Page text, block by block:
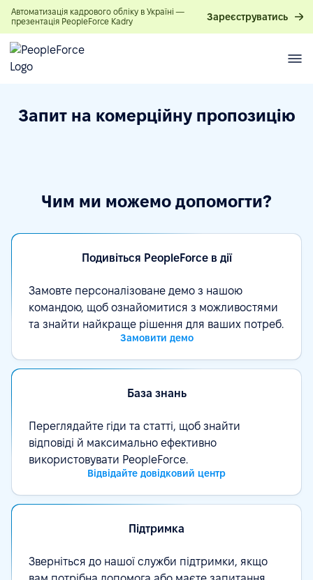
Автоматизація кадрового обліку в Україні —
презентація PeopleForce Kadry
Зареєструватись
Запит на комерційну пропозицію
Чим ми можемо допомогти?
Подивіться PeopleForce в дії
Замовте персоналізоване демо з нашою
командою, щоб ознайомитися з можливостями
та знайти найкраще рішення для ваших потреб.
Замовити демо
База знань
Переглядайте гіди та статті, щоб знайти
відповіді й максимально ефективно
використовувати PeopleForce.
Відвідайте довідковий центр
Підтримка
Зверніться до нашої служби підтримки, якщо